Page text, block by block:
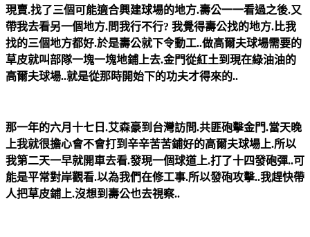
現賣.找了三個可能適合興建球場的地方.壽公一一看過之後.又
帶我去看另一個地方.問我行不行? 我覺得壽公找的地方.比我
找的三個地方都好.於是壽公就下令動工..做高爾夫球場需要的
草皮就叫部隊一塊一塊地鋪上去.金門從紅土到現在綠油油的
高爾夫球場..就是從那時開始下的功夫才得來的..
那一年的六月十七日.艾森豪到台灣訪問.共匪砲擊金門.當天晚
上我就很擔心會不會打到辛辛苦苦鋪好的高爾夫球場上.所以
我第二天一早就開車去看.發現一個球道上.打了十四發砲彈..可
能是平常對岸觀看.以為我們在修工事.所以發砲攻擊..我趕快帶
人把草皮鋪上.沒想到壽公也去視察..